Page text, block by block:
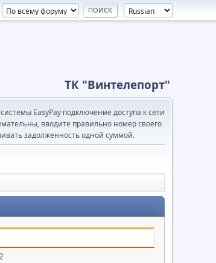
ТК "Винтелепорт"
EasyPay подключение доступа к сети
вводите правильно номер своего
задолженность одной суммой.